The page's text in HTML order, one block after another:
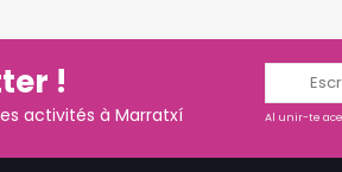
!
activités à Marratxí Al unir-te